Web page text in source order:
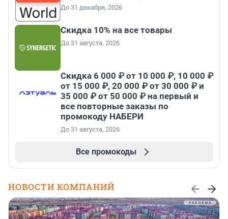
До 31 декабря, 2026
Скидка 10% на все товары
До 31 августа, 2026
Скидка 6 000 ₽ от 10 000 ₽, 10 000 ₽
от 15 000 ₽, 20 000 ₽ от 30 000 ₽ и
35 000 ₽ от 50 000 ₽ на первый и
все повторные заказы по
промокоду НАБЕРИ
До 31 августа, 2026
Все промокоды
НОВОСТИ КОМПАНИЙ